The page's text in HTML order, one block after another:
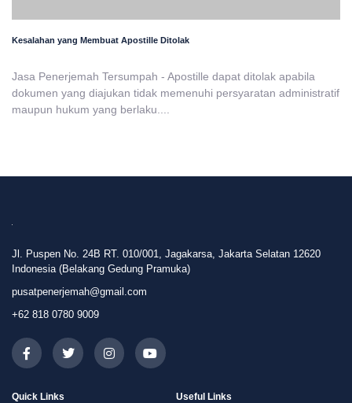
Kesalahan yang Membuat Apostille Ditolak
Jasa Penerjemah Tersumpah - Apostille dapat ditolak apabila
dokumen yang diajukan tidak memenuhi persyaratan administratif
maupun hukum yang berlaku....
Jl. Puspen No. 24B RT. 010/001, Jagakarsa, Jakarta Selatan 12620
Indonesia (Belakang Gedung Pramuka)
pusatpenerjemah@gmail.com
+62 818 0780 9009
Quick Links Useful Links